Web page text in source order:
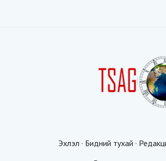
Эхлэл · Бидний тухай ·